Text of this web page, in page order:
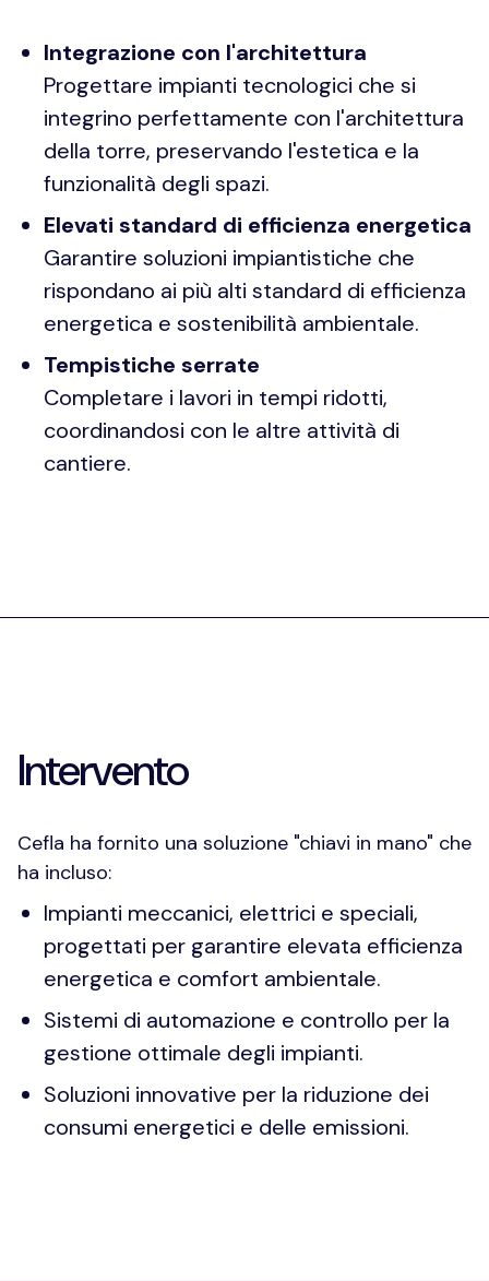
Integrazione con l'architettura
Progettare impianti tecnologici che si
integrino perfettamente con l'architettura
della torre, preservando l'estetica e la
funzionalità degli spazi.
Elevati standard di efficienza energetica
Garantire soluzioni impiantistiche che
rispondano ai più alti standard di efficienza
energetica e sostenibilità ambientale.
Tempistiche serrate
Completare i lavori in tempi ridotti,
coordinandosi con le altre attività di
cantiere.
Intervento
Cefla ha fornito una soluzione "chiavi in mano" che
ha incluso:
Impianti meccanici, elettrici e speciali,
progettati per garantire elevata efficienza
energetica e comfort ambientale.
Sistemi di automazione e controllo per la
gestione ottimale degli impianti.
Soluzioni innovative per la riduzione dei
consumi energetici e delle emissioni.